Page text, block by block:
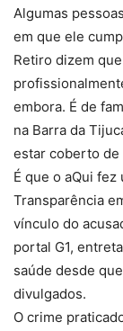
Algumas
em que ele
Retiro dizem
embora. É de
na Barra da
estar coberto de
É que o aQui
Transparência
vínculo do
portal G1,
saúde desde
divulgados.
O crime